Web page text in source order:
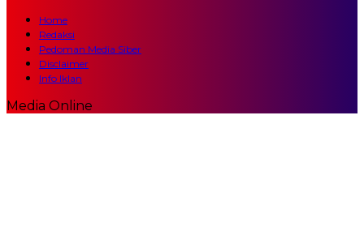
Home
Redaksi
Pedoman Media Siber
Disclaimer
Info Iklan
Media Online